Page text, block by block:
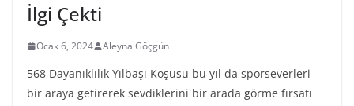
İlgi Çekti
Ocak 6, 2024 Aleyna Göçgün
568 Dayanıklılık Yılbaşı Koşusu bu yıl da sporseverleri
bir araya getirerek sevdiklerini bir arada görme fırsatı